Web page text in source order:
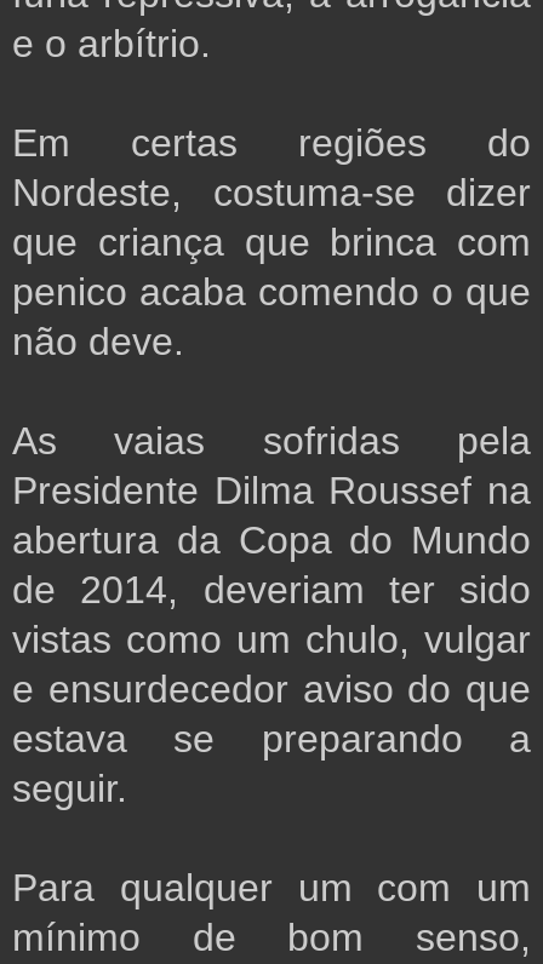
e o arbítrio.
Em certas regiões do
Nordeste, costuma-se dizer
que criança que brinca com
penico acaba comendo o que
não deve.
As vaias sofridas pela
Presidente Dilma Roussef na
abertura da Copa do Mundo
de 2014, deveriam ter sido
vistas como um chulo, vulgar
e ensurdecedor aviso do que
estava se preparando a
seguir.
Para qualquer um com um
mínimo de bom senso,